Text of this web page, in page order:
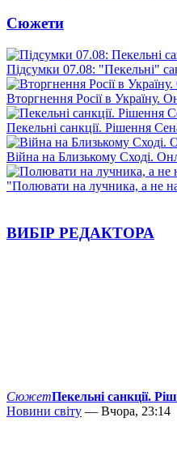
Сюжети
Підсумки 07.08: "Пекельні"
Вторгнення Росії в Україну.
Пекельні санкції. Рішення
Війна на Близькому Сході.
"Полювати на лучника, а не
ВИБІР РЕДАКТОРА
СюжетПекельні санкції.
Новини світу — Вчора, 23:14